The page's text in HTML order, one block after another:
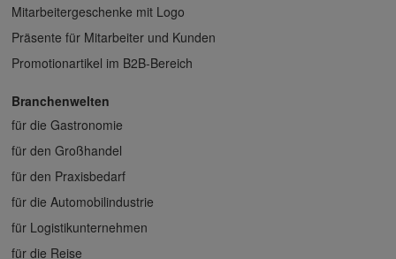
Mitarbeitergeschenke mit Logo
Präsente für Mitarbeiter und Kunden
Promotionartikel im B2B-Bereich
Branchenwelten
für die Gastronomie
für den Großhandel
für den Praxisbedarf
für die Automobilindustrie
für Logistikunternehmen
für die Reise